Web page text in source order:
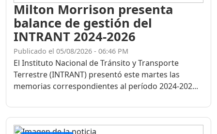
Milton Morrison presenta
balance de gestión del
INTRANT 2024-2026
Publicado el 05/08/2026 - 06:46 PM
El Instituto Nacional de Tránsito y Transporte
Terrestre (INTRANT) presentó este martes las
memorias correspondientes al período 2024-202...